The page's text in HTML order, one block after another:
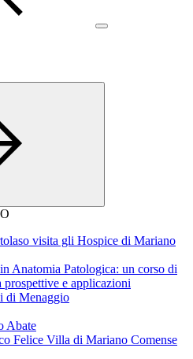
visita gli Hospice di Mariano
Anatomia Patologica: un corso di
e applicazioni
di Menaggio
Abate
Felice Villa di Mariano Comense